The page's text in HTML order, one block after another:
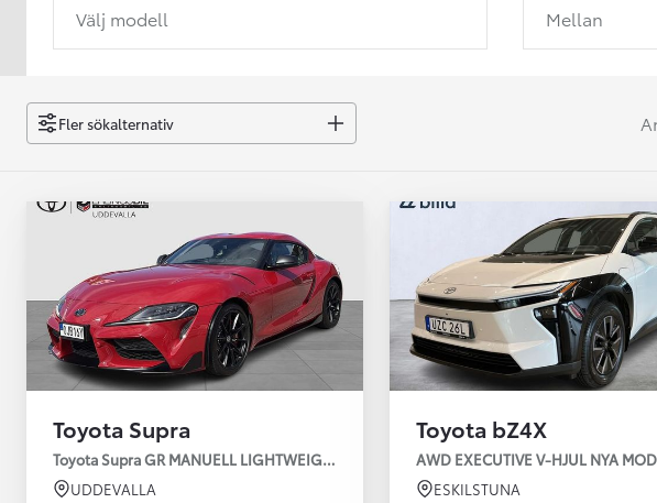
Från 238 900 kr
Easy Billån
GR Yaris
BENSIN
Välj modell Mellan
Fler sökalternativ
Toyota Supra
Toyota Supra GR MANUELL LIGHTWEIGHT EVO / OMG LEV! MOMSBIL!
UDDEVALLA
Toyota bZ4X
AWD EXECUTIVE V-HJUL NYA
ESKILSTUNA